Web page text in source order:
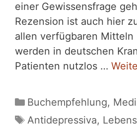
einer Gewissensfrage
Rezension ist auch hier
allen verfügbaren Mitteln
werden in deutschen
Patienten nutzlos …
Kategorien
Buchempfehlung,
Schlagwörter
Antidepressiva,